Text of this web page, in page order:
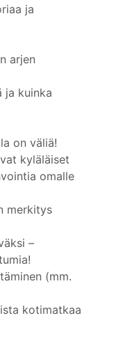
ja
arjen
ja kuinka
on väliä!
kyläläiset
omalle
merkitys
–
(mm.
kotimatkaa